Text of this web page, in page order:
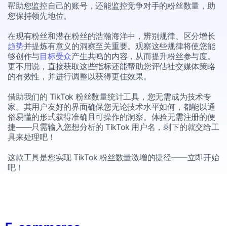
帮助您监控自己的账号，还能监控竞争对手的粉丝数量，助
您保持领先地位。
在现有粉丝和潜在粉丝的浩瀚海洋中，辨别规律、区分增长
趋势并提炼有意义的洞察至关重要。观察这些规律将使您能
够创作与目标受众产生共鸣的内容，从而提升粉丝参与度。
更不用说，直接获取这些指标还能帮助您评估社交媒体策略
的有效性，并进行调整以获得更佳效果。
借助我们的 TikTok 粉丝数量统计工具，您无需成为技术专
家。其用户友好的界面确保您无论技术水平如何，都能以通
俗易懂的形式获得准确且可操作的洞察。体验无需注册的便
捷——只需输入您想分析的 TikTok 用户名，剩下的就交给工
具来处理吧！
这款工具是您实现 TikTok 粉丝数量激增的捷径——立即开始
吧！